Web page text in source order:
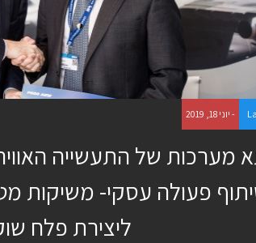
- יוני 18, 2019
מערכות של התעשייה
ליצירת פלח